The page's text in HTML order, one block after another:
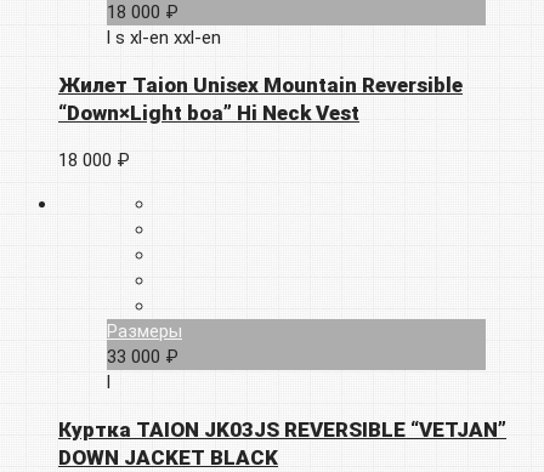
18 000 ₽
s xl-en xxl-en
Жилет Taion Unisex Mountain Reversible
“Down×Light boa” Hi Neck Vest
18 000 ₽
Размеры
33 000 ₽
Куртка TAION JK03JS REVERSIBLE “VETJAN”
DOWN JACKET BLACK